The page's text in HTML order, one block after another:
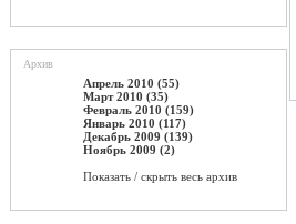
Архив
Апрель 2010 (55)
Март 2010 (35)
Февраль 2010 (159)
Январь 2010 (117)
Декабрь 2009 (139)
Ноябрь 2009 (2)
Показать / скрыть весь архив